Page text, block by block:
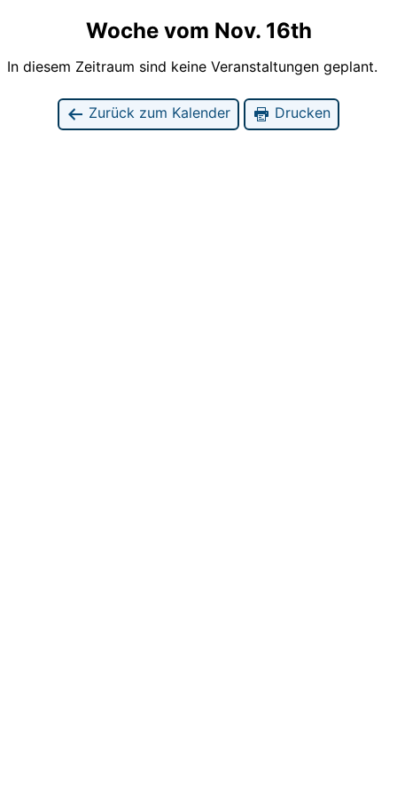
Woche vom Nov. 16th
In diesem Zeitraum sind keine Veranstaltungen geplant.
Zurück zum Kalender Drucken